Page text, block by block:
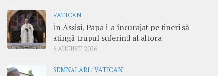
VATICAN
În Assisi, Papa i-a încurajat pe tineri să
atingă trupul suferind al altora
6 AUGUST 2026
SEMNALĂRI /VATICAN